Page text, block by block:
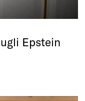
Epstein